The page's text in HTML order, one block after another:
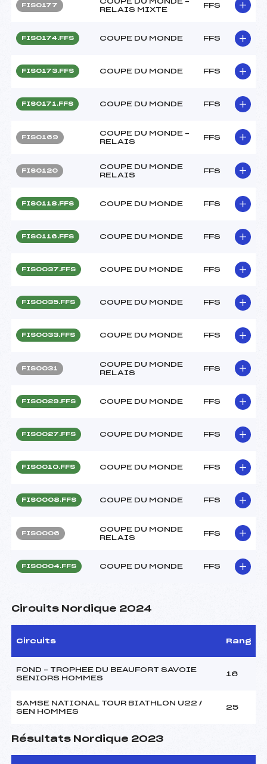
FIS0177
RELAIS MIXTE
FFS
FIS0174.FFS COUPE DU MONDE FFS
FIS0173.FFS COUPE DU MONDE FFS
FIS0171.FFS COUPE DU MONDE FFS
FIS0169
COUPE DU MONDE –
RELAIS
FFS
FIS0120
COUPE DU MONDE
RELAIS
FFS
FIS0118.FFS COUPE DU MONDE FFS
FIS0116.FFS COUPE DU MONDE FFS
FIS0037.FFS COUPE DU MONDE FFS
FIS0035.FFS COUPE DU MONDE FFS
FIS0033.FFS COUPE DU MONDE FFS
FIS0031
COUPE DU MONDE
RELAIS
FFS
FIS0029.FFS COUPE DU MONDE FFS
FIS0027.FFS COUPE DU MONDE FFS
FIS0010.FFS COUPE DU MONDE FFS
FIS0008.FFS COUPE DU MONDE FFS
FIS0006
COUPE DU MONDE
RELAIS
FFS
FIS0004.FFS COUPE DU MONDE FFS
Circuits Nordique 2024
Circuits Rang
FOND – TROPHEE DU BEAUFORT SAVOIE
SENIORS HOMMES
16
SAMSE NATIONAL TOUR BIATHLON U22 /
SEN HOMMES
25
Résultats Nordique 2023